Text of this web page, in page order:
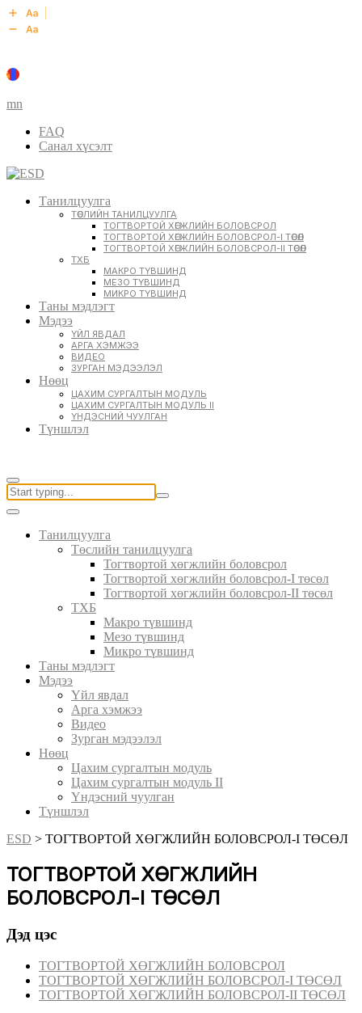
mn
FAQ
Санал хүсэлт
Танилцуулга
ТӨСЛИЙН ТАНИЛЦУУЛГА
ТОГТВОРТОЙ ХӨГЖЛИЙН БОЛОВСРОЛ
ТОГТВОРТОЙ ХӨГЖЛИЙН БОЛОВСРОЛ-I ТӨСӨЛ
ТОГТВОРТОЙ ХӨГЖЛИЙН БОЛОВСРОЛ-II ТӨСӨЛ
ТХБ
МАКРО ТҮВШИНД
МЕЗО ТҮВШИНД
МИКРО ТҮВШИНД
Таны мэдлэгт
Мэдээ
ҮЙЛ ЯВДАЛ
АРГА ХЭМЖЭЭ
ВИДЕО
ЗУРГАН МЭДЭЭЛЭЛ
Нөөц
ЦАХИМ СУРГАЛТЫН МОДУЛЬ
ЦАХИМ СУРГАЛТЫН МОДУЛЬ II
ҮНДЭСНИЙ ЧУУЛГАН
Түншлэл
Танилцуулга
Төслийн танилцуулга
Тогтвортой хөгжлийн боловсрол
Тогтвортой хөгжлийн боловсрол-I төсөл
Тогтвортой хөгжлийн боловсрол-II төсөл
ТХБ
Макро түвшинд
Мезо түвшинд
Микро түвшинд
Таны мэдлэгт
Мэдээ
Үйл явдал
Арга хэмжээ
Видео
Зурган мэдээлэл
Нөөц
Цахим сургалтын модуль
Цахим сургалтын модуль II
Үндэсний чуулган
Түншлэл
ESD > ТОГТВОРТОЙ ХӨГЖЛИЙН БОЛОВСРОЛ-I ТӨСӨЛ
ТОГТВОРТОЙ ХӨГЖЛИЙН
БОЛОВСРОЛ-I ТӨСӨЛ
Дэд цэс
ТОГТВОРТОЙ ХӨГЖЛИЙН БОЛОВСРОЛ
ТОГТВОРТОЙ ХӨГЖЛИЙН БОЛОВСРОЛ-I ТӨСӨЛ
ТОГТВОРТОЙ ХӨГЖЛИЙН БОЛОВСРОЛ-II ТӨСӨЛ